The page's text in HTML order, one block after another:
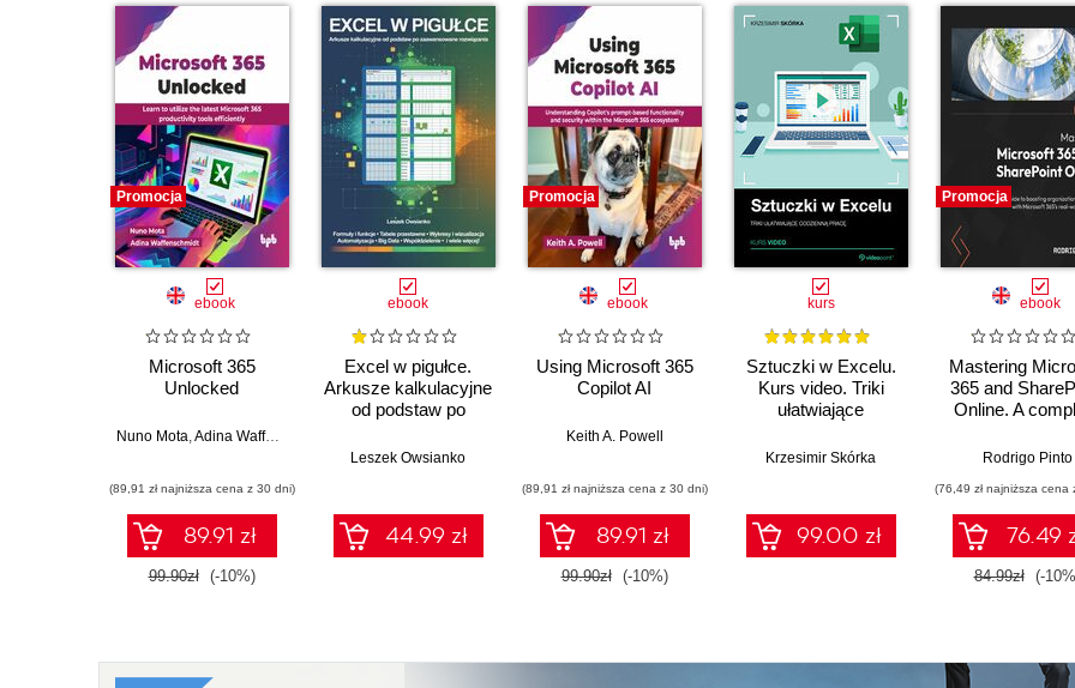
Promocja
ebook
Microsoft 365
Unlocked
Nuno Mota,Adina Waffenschmidt
(89,91 zł najniższa cena z 30 dni)
89.91 zł
99.90zł (-10%)
ebook
Excel w pigułce.
Arkusze kalkulacyjne
od podstaw po
rozwiązania
Leszek Owsianko
44.99 zł
Promocja
ebook
Using Microsoft 365
Copilot AI
Keith A. Powell
(89,91 zł najniższa cena z 30 dni)
89.91 zł
99.90zł (-10%)
kurs
Sztuczki w Excelu.
Kurs video. Triki
ułatwiające
Krzesimir Skórka
99.00 zł
Promocja
ebook
Mastering
365 and
Online. A
organizational
Microsoft 365's
world
Rodrigo Pinto
(76,49 zł najniższa cena
76.49
84.99zł (-